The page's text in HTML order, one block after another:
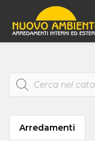
Products
search
Arredamenti